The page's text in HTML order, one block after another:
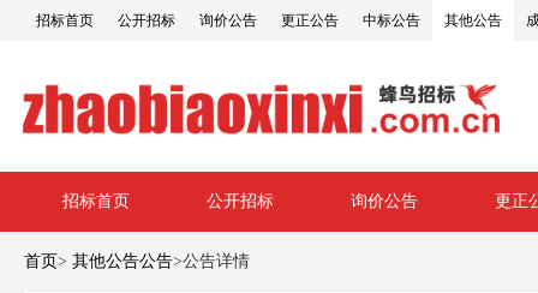
招标首页 公开招标 询价公告 更正公告 中标公告 其他公告
招标首页 公开招标 询价公告 更正
首页> 其他公告公告>公告详情